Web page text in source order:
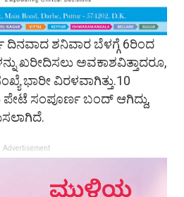
ದಿನವಾದ ಶನಿವಾರ ಬೆಳಗ್ಗೆ 6ರಿಂದ
ಖರೀದಿಸಲು ಅವಕಾಶವಿತ್ತಾದರೂ,
ಭಾರೀ ವಿರಳವಾಗಿತ್ತು.10
ಪೇಟೆ ಸಂಪೂರ್ಣ ಬಂದ್ ಆಗಿದ್ದು,
Advertisement